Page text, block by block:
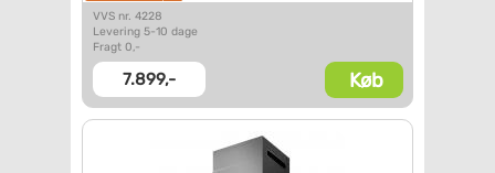
VVS nr. 4228
Levering 5-10 dage
Fragt 0,-
7.899,- Køb